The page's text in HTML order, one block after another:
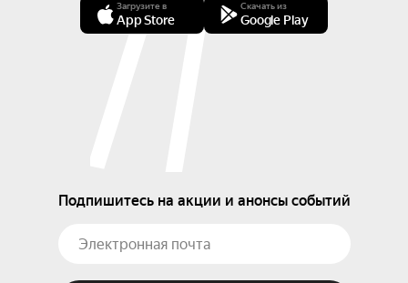
Загрузите в
App Store
Скачать из
Google Play
Подпишитесь на акции и анонсы событий